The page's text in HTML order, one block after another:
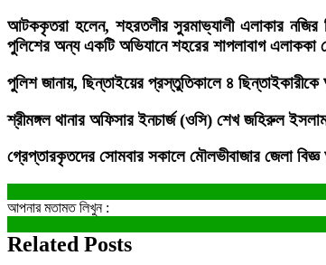
আটককৃতরা হলেন, শহরতলীর সুরমাভ্যালী এলাকার নজির
পুলিশের অন্য একটি অভিযানে শহরের শাপলাবাগ এলাককা
পুলিশ জানায়, ছিন্তাইয়ের প্রস্তুতিকালে ৪
শ্রীমঙ্গল থানার অফিসার ইনচার্জ (ওসি) শেখ জহিরুল
গ্রেপ্তারকৃতদের সোমবার সকালে মৌলভীবাজার জেলা
আপনার মতামত লিখুন :
Related Posts